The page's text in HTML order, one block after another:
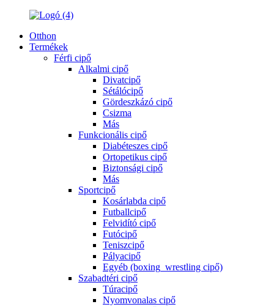
Otthon
Termékek
Férfi cipő
Alkalmi cipő
Divatcipő
Sétálócipő
Gördeszkázó cipő
Csizma
Más
Funkcionális cipő
Diabéteszes cipő
Ortopetikus cipő
Biztonsági cipő
Más
Sportcipő
Kosárlabda cipő
Futballcipő
Felvidító cipő
Futócipő
Teniszcipő
Pályacipő
Egyéb (boxing_wrestling cipő)
Szabadtéri cipő
Túracipő
Nyomvonalas cipő